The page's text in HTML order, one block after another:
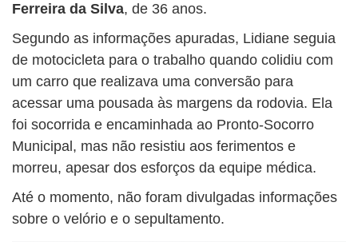
Ferreira da Silva, de 36 anos.
Segundo as informações apuradas, Lidiane seguia
de motocicleta para o trabalho quando colidiu com
um carro que realizava uma conversão para
acessar uma pousada às margens da rodovia. Ela
foi socorrida e encaminhada ao Pronto-Socorro
Municipal, mas não resistiu aos ferimentos e
morreu, apesar dos esforços da equipe médica.
Até o momento, não foram divulgadas informações
sobre o velório e o sepultamento.